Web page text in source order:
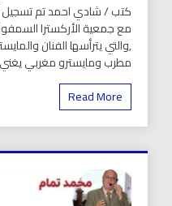
كتب / شادي احمد تم تسجيل
مع جمعية الأركسترا
,والتي يترأسها الفنان
مطرب ومايسترو مغربي يغني
Read More